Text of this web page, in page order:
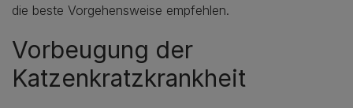
die beste Vorgehensweise empfehlen.
Vorbeugung der
Katzenkratzkrankheit